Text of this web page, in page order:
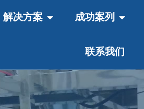
解决方案 成功案列
联系我们